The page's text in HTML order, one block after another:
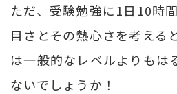
ただ、受験勉強に1日10時
目さとその熱心さを考える
は一般的なレベルよりもは
ないでしょうか！